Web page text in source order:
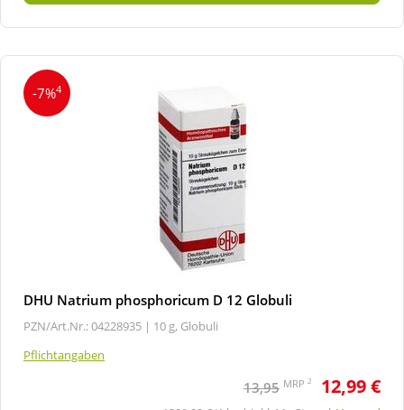
-7%4
DHU Natrium phosphoricum D 12 Globuli
PZN/Art.Nr.: 04228935 | 10 g, Globuli
Pflichtangaben
13,95 MRP 2 12,99 €